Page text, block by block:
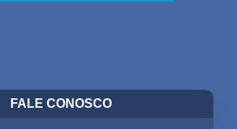
FALE CONOSCO